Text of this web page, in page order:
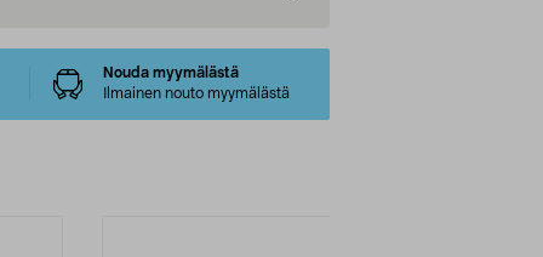
Nouda myymälästä
Ilmainen nouto myymälästä